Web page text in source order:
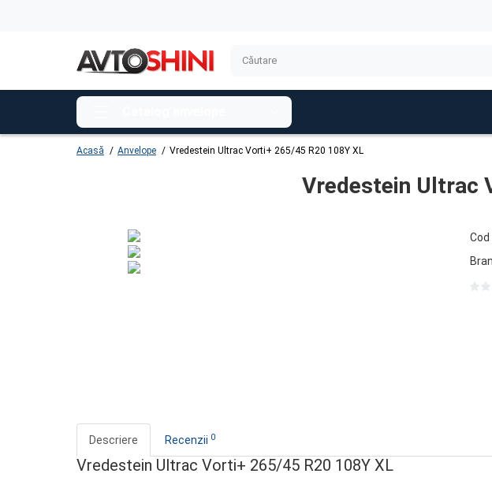
Acasă Anvelope Vredestein Ultrac Vorti+ 265/45 R20 108Y XL
Vredestein Ultrac
Descriere Recenzii 0
Vredestein Ultrac Vorti+ 265/45 R20 108Y XL